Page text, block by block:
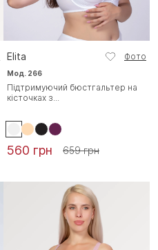
Elita Фото
Мод. 266
Підтримуючий бюстгальтер на
кісточках з...
560 грн 659 грн